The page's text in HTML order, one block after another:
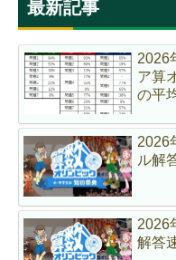
最新記事
2026
ア算
の平
2026
ル解
2026
解答